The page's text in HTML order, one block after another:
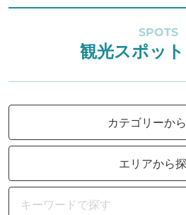
SPOTS
観光スポッ
カテゴリーか
エリアから